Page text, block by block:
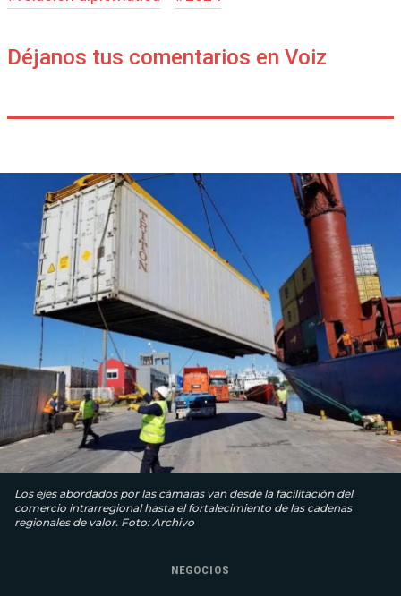
Déjanos tus comentarios en Voiz
Los ejes abordados por las cámaras van desde la facilitación del
comercio intrarregional hasta el fortalecimiento de las cadenas
regionales de valor. Foto: Archivo
NEGOCIOS